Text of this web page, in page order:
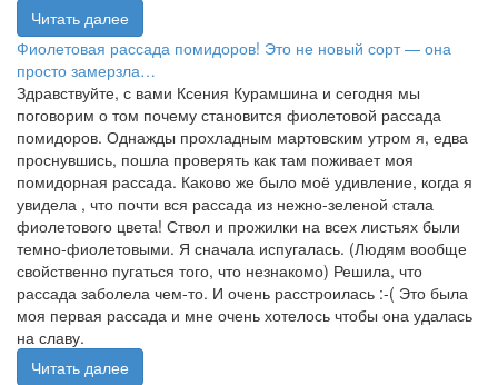
Читать далее
Фиолетовая рассада помидоров! Это не новый сорт — она
просто замерзла…
Здравствуйте, с вами Ксения Курамшина и сегодня мы
поговорим о том почему становится фиолетовой рассада
помидоров. Однажды прохладным мартовским утром я, едва
проснувшись, пошла проверять как там поживает моя
помидорная рассада. Каково же было моё удивление, когда я
увидела , что почти вся рассада из нежно-зеленой стала
фиолетового цвета! Ствол и прожилки на всех листьях были
темно-фиолетовыми. Я сначала испугалась. (Людям вообще
свойственно пугаться того, что незнакомо) Решила, что
рассада заболела чем-то. И очень расстроилась :-( Это была
моя первая рассада и мне очень хотелось чтобы она удалась
на славу.
Читать далее